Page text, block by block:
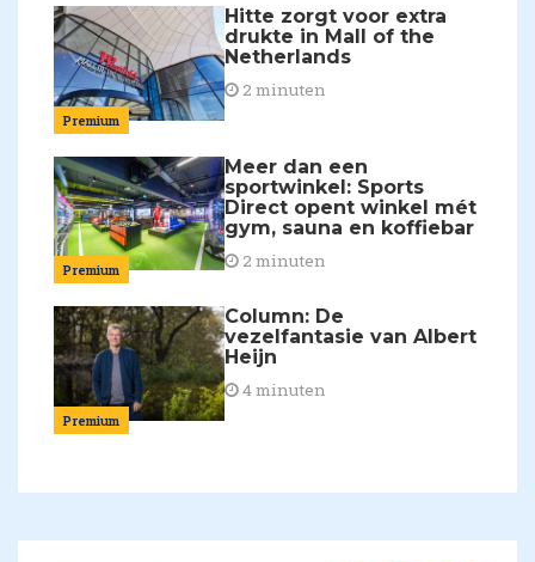
Premium
Hitte zorgt voor extra
drukte in Mall of the
Netherlands
2 minuten
Premium
Meer dan een
sportwinkel: Sports
Direct opent winkel mét
gym, sauna en koffiebar
2 minuten
Premium
Column: De
vezelfantasie van Albert
Heijn
4 minuten